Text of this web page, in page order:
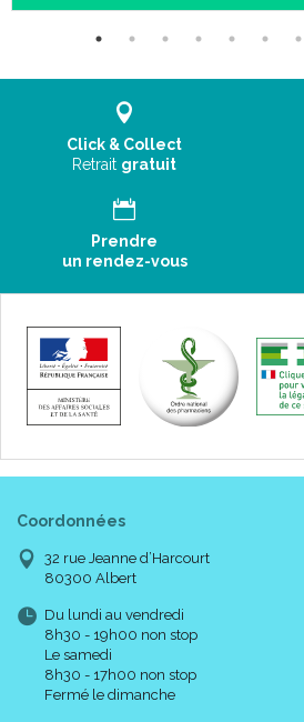
Click & Collect
Retrait gratuit
Prendre
un rendez-vous
Coordonnées
32 rue Jeanne d’Harcourt
80300 Albert
Du lundi au vendredi
8h30 - 19h00 non stop
Le samedi
8h30 - 17h00 non stop
Fermé le dimanche